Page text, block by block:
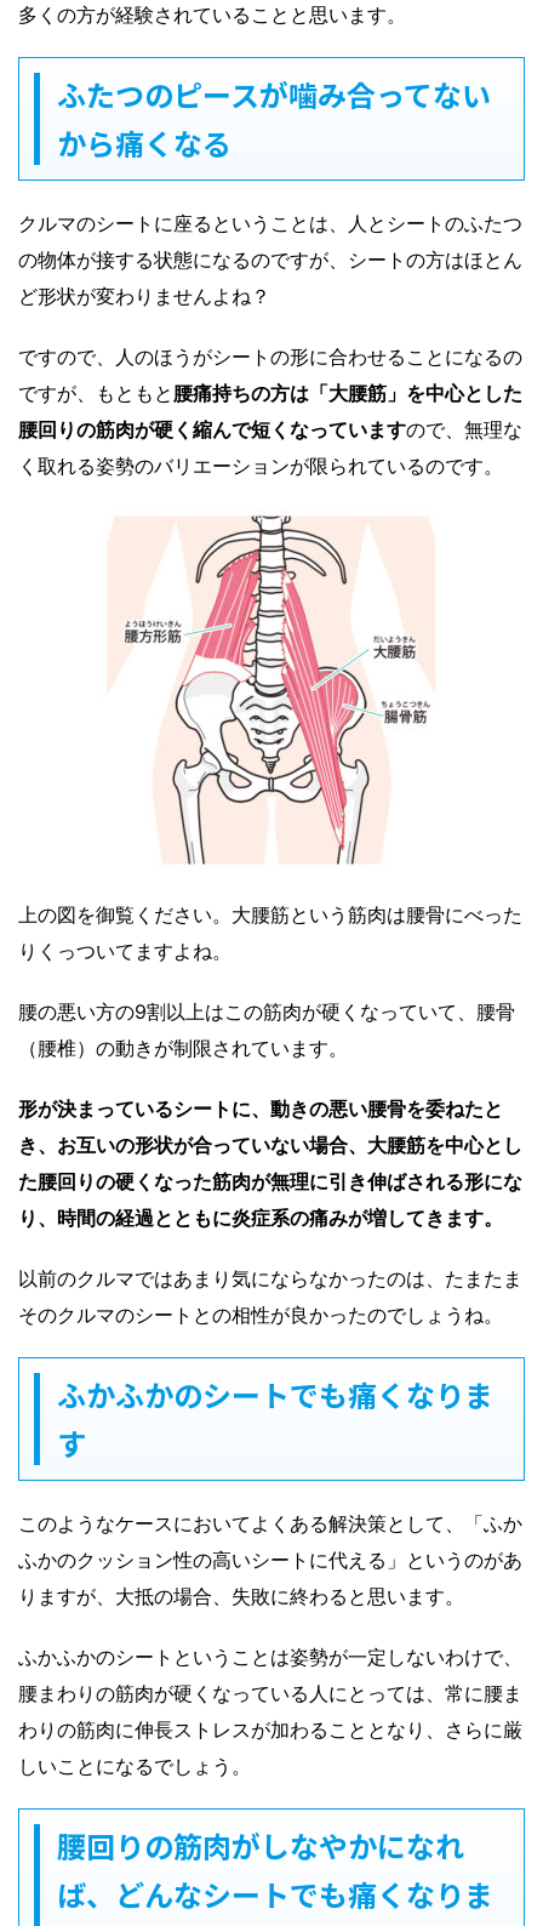
多くの方が経験されていることと思います。
ふたつのピースが噛み合ってない
から痛くなる
クルマのシートに座るということは、人とシートのふたつ
の物体が接する状態になるのですが、シートの方はほとん
ど形状が変わりませんよね？
ですので、人のほうがシートの形に合わせることになるの
ですが、もともと 腰痛持ちの方は「大腰筋」を中心とした
腰回りの筋肉が硬く縮んで短くなっていますので、無理な
く取れる姿勢のバリエーションが限られているのです。
上の図を御覧ください。大腰筋という筋肉は腰骨にべった
りくっついてますよね。
腰の悪い方の9割以上はこの筋肉が硬くなっていて、腰骨
（腰椎）の動きが制限されています。
形が決まっているシートに、動きの悪い腰骨を委ねたと
き、お互いの形状が合っていない場合、大腰筋を中心とし
た腰回りの硬くなった筋肉が無理に引き伸ばされる形にな
り、時間の経過とともに炎症系の痛みが増してきます。
以前のクルマではあまり気にならなかったのは、たまたま
そのクルマのシートとの相性が良かったのでしょうね。
ふかふかのシートでも痛くなりま
す
このようなケースにおいてよくある解決策として、「ふか
ふかのクッション性の高いシートに代える」というのがあ
りますが、大抵の場合、失敗に終わると思います。
ふかふかのシートということは姿勢が一定しないわけで、
腰まわりの筋肉が硬くなっている人にとっては、常に腰ま
わりの筋肉に伸長ストレスが加わることとなり、さらに厳
しいことになるでしょう。
腰回りの筋肉がしなやかになれ
ば、どんなシートでも痛くなりま